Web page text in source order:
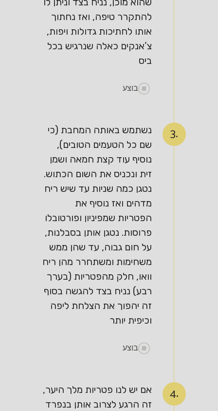
להתקרר טיפה, ואז נחתוך
אותו לחתיכות גדולות ויפות,
צ’אנקים כאלה שנרגיש בכל
ביס
בוצע
3.
נשתמש באותה המחבת (כי
שם כל הטעמים הטובים),
נוסיף עוד קצת חמאה ושמן
זית ונכניס את השום הכתוש.
נטגן כמה שניות עד שיש ריח
מדהים ואז נוסיף את
הפטריות שמפיניון ופורטובלו
פרוסות. נטגן אותן בסבלנות,
על חום גבוה, עד שהן ממש
משחימות ומשתחרר מהן ריח
וואו, חלק מהפטריות (בערך
רבע) נניח בצד להגשה בסוף
זה יהפוך את הצלחת ליפה
וכיפית יותר
בוצע
4.
אם יש לנו פטריות מלך היער,
זה הרגע לצרוב אותן בנפרד